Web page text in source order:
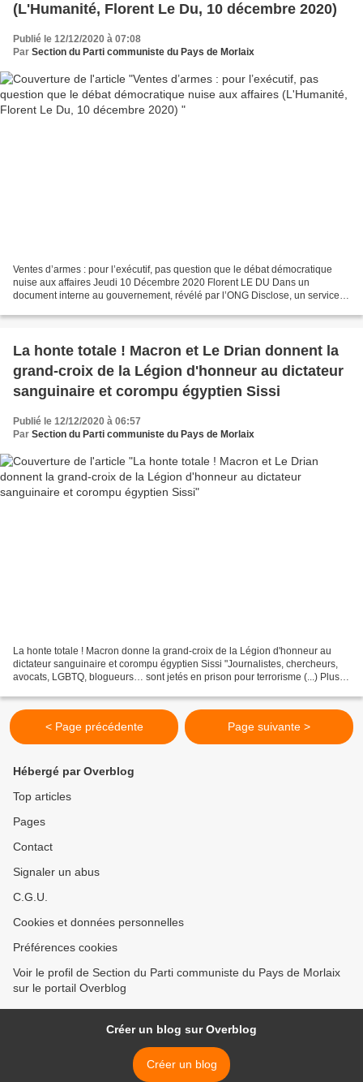
(L'Humanité, Florent Le Du, 10 décembre 2020)
Publié le 12/12/2020 à 07:08
Par Section du Parti communiste du Pays de Morlaix
Ventes d’armes : pour l’exécutif, pas question que le débat démocratique
nuise aux affaires Jeudi 10 Décembre 2020 Florent LE DU Dans un
document interne au gouvernement, révélé par l’ONG Disclose, un service
La honte totale ! Macron et Le Drian donnent la
grand-croix de la Légion d'honneur au dictateur
sanguinaire et corompu égyptien Sissi
Publié le 12/12/2020 à 06:57
Par Section du Parti communiste du Pays de Morlaix
La honte totale ! Macron donne la grand-croix de la Légion d'honneur au
dictateur sanguinaire et corompu égyptien Sissi "Journalistes, chercheurs,
avocats, LGBTQ, blogueurs… sont jetés en prison pour terrorisme (...) Plus
< Page précédente Page suivante >
Hébergé par Overblog
Top articles
Pages
Contact
Signaler un abus
C.G.U.
Cookies et données personnelles
Préférences cookies
Voir le profil de Section du Parti communiste du Pays de Morlaix
sur le portail Overblog
Créer un blog sur Overblog
Créer un blog